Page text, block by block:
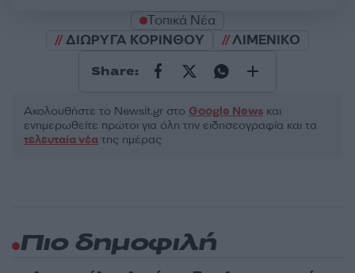
Τοπικά Νέα
ΔΙΩΡΥΓΑ ΚΟΡΙΝΘΟΥ
ΛΙΜΕΝΙΚΟ
Share:
Ακολουθήστε το Νewsit.gr στο Google News και
ενημερωθείτε πρώτοι για όλη την ειδησεογραφία και τα
τελευταία νέα της ημέρας
Πιο δημοφιλή